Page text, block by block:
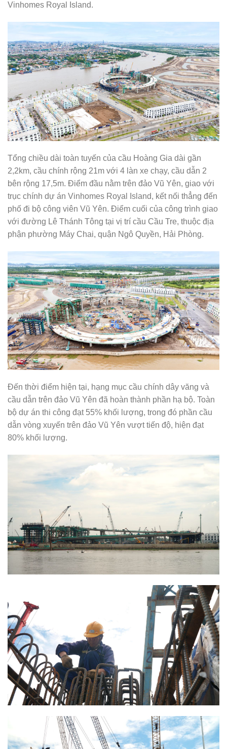
Vinhomes Royal Island.
Tổng chiều dài toàn tuyến của cầu Hoàng Gia dài gần
2,2km, cầu chính rộng 21m với 4 làn xe chạy, cầu dẫn 2
bên rộng 17,5m. Điểm đầu nằm trên đảo Vũ Yên, giao với
trục chính dự án Vinhomes Royal Island, kết nối thẳng đến
phố đi bộ công viên Vũ Yên. Điểm cuối của công trình giao
với đường Lê Thánh Tông tại vị trí cầu Cầu Tre, thuộc địa
phận phường Máy Chai, quận Ngô Quyền, Hải Phòng.
Đến thời điểm hiện tại, hạng mục cầu chính dây văng và
cầu dẫn trên đảo Vũ Yên đã hoàn thành phần hạ bộ. Toàn
bộ dự án thi công đạt 55% khối lượng, trong đó phần cầu
dẫn vòng xuyến trên đảo Vũ Yên vượt tiến độ, hiện đạt
80% khối lượng.